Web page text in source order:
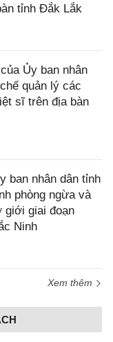
tỉnh Đắk Lắk
Ủy ban nhân
quản lý các
sĩ trên địa bàn
ban nhân dân tỉnh
phòng ngừa và
giới giai đoạn
Ninh
Xem thêm